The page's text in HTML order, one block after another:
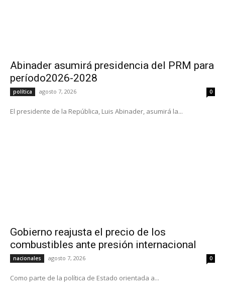
Abinader asumirá presidencia del PRM para
período2026-2028
política agosto 7, 2026 0
El presidente de la República, Luis Abinader, asumirá la...
Gobierno reajusta el precio de los
combustibles ante presión internacional
nacionales agosto 7, 2026 0
Como parte de la política de Estado orientada a...